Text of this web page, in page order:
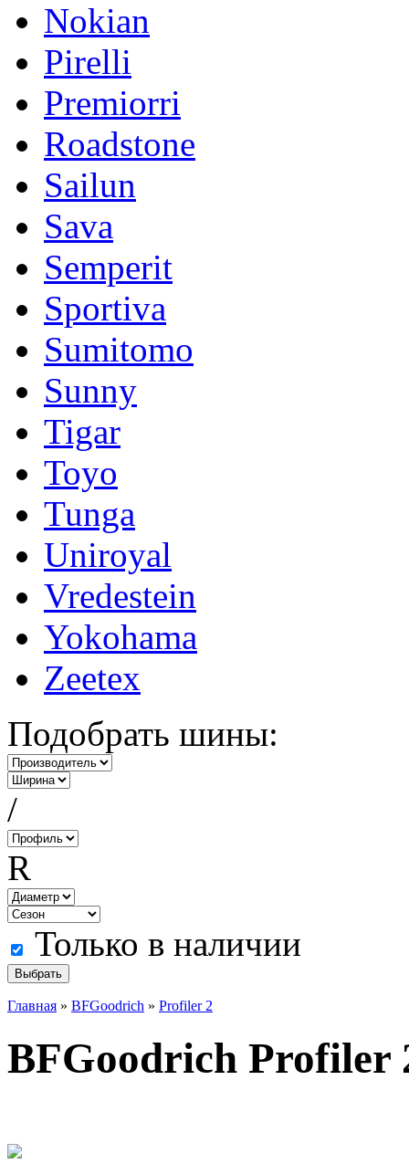
Nokian
Pirelli
Premiorri
Roadstone
Sailun
Sava
Semperit
Sportiva
Sumitomo
Sunny
Tigar
Toyo
Tunga
Uniroyal
Vredestein
Yokohama
Zeetex
Подобрать шины:
/
R
Только в наличии
Главная » BFGoodrich » Profiler 2
BFGoodrich Profiler